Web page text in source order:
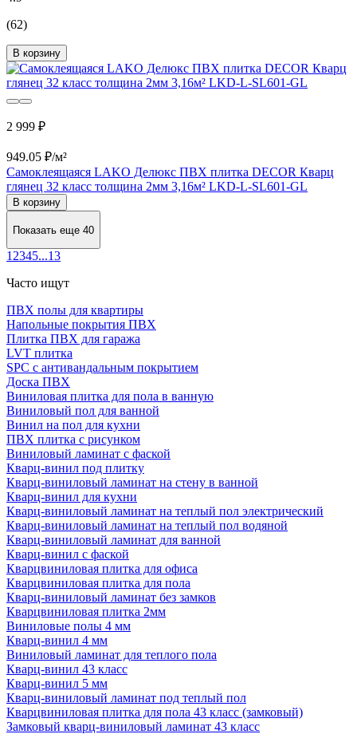
(62)
В корзину
2 999 ₽
949.05 ₽/м²
Самоклеящаяся LAKO Делюкс ПВХ плитка DECOR Кварц
глянец 32 класс толщина 2мм 3,16м² LKD-L-SL601-GL
В корзину
Показать еще 40
1 2345...13
Часто ищут
ПВХ полы для квартиры
Напольные покрытия ПВХ
Плитка ПВХ для гаража
LVT плитка
SPC с антивандальным покрытием
Доска ПВХ
Виниловая плитка для пола в ванную
Виниловый пол для ванной
Винил на пол для кухни
ПВХ плитка с рисунком
Виниловый ламинат с фаской
Кварц-винил под плитку
Кварц-виниловый ламинат на стену в ванной
Кварц-винил для кухни
Кварц-виниловый ламинат на теплый пол электрический
Кварц-виниловый ламинат на теплый пол водяной
Кварц-виниловый ламинат для ванной
Кварц-винил с фаской
Кварцвиниловая плитка для офиса
Кварцвиниловая плитка для пола
Кварц-виниловый ламинат без замков
Кварцвиниловая плитка 2мм
Виниловые полы 4 мм
Кварц-винил 4 мм
Виниловый ламинат для теплого пола
Кварц-винил 43 класс
Кварц-винил 5 мм
Кварц-виниловый ламинат под теплый пол
Кварцвиниловая плитка для пола 43 класс (замковый)
Замковый кварц-виниловый ламинат 43 класс